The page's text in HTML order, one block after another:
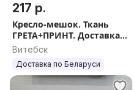
217 р.
Кресло-мешок. Ткань
ГРЕТА+ПРИНТ. Доставка
по РБ.
Витебск
Доставка по Беларуси